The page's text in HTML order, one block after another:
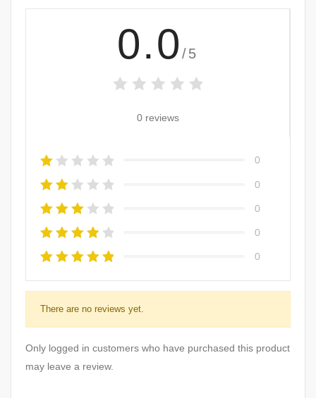
0.0 /5
0 reviews
0
0
0
0
0
There are no reviews yet.
Only logged in customers who have purchased this product
may leave a review.